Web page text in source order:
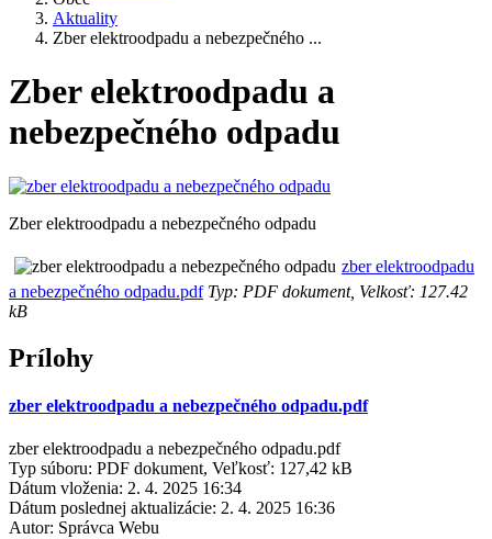
Aktuality
Zber elektroodpadu a nebezpečného ...
Zber elektroodpadu a
nebezpečného odpadu
Zber elektroodpadu a nebezpečného odpadu
zber elektroodpadu
a nebezpečného odpadu.pdfTyp: PDF dokument, Velkosť: 127.42
kB
Prílohy
zber elektroodpadu a nebezpečného odpadu.pdf
zber elektroodpadu a nebezpečného odpadu.pdf
Typ súboru: PDF dokument, Veľkosť: 127,42 kB
Dátum vloženia: 2. 4. 2025 16:34
Dátum poslednej aktualizácie: 2. 4. 2025 16:36
Autor: Správca Webu